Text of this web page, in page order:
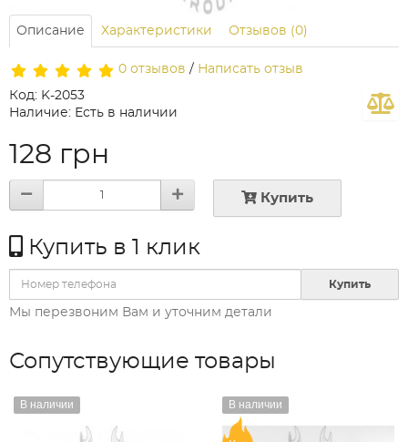
Описание Характеристики Отзывов (0)
0 отзывов / Написать отзыв
Код: K-2053
Наличие: Есть в наличии
128 грн
Купить
Купить в 1 клик
Купить
Мы перезвоним Вам и уточним детали
Сопутствующие товары
В наличии В наличии